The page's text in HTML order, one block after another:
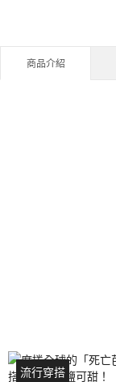
商品介紹
流行穿搭